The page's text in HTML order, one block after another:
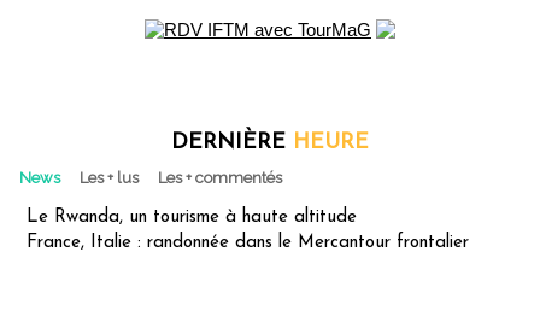
DERNIÈRE HEURE
News Les + lus Les + commentés
Le Rwanda, un tourisme à haute altitude
France, Italie : randonnée dans le Mercantour frontalier